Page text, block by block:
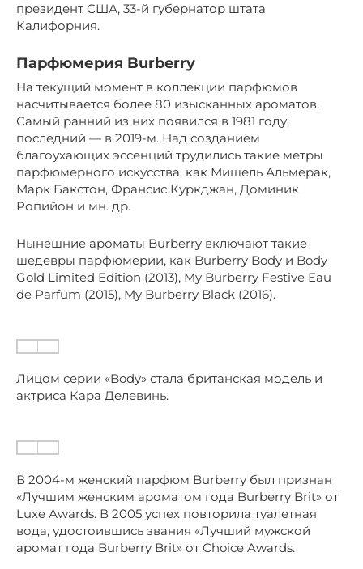
президент США, 33-й губернатор штата
Калифорния.
Парфюмерия Burberry
На текущий момент в коллекции парфюмов
насчитывается более 80 изысканных ароматов.
Самый ранний из них появился в 1981 году,
последний — в 2019-м. Над созданием
благоухающих эссенций трудились такие метры
парфюмерного искусства, как Мишель Альмерак,
Марк Бакстон, Франсис Куркджан, Доминик
Ропийон и мн. др.
Нынешние ароматы Burberry включают такие
шедевры парфюмерии, как Burberry Body и Body
Gold Limited Edition (2013), My Burberry Festive Eau
de Parfum (2015), My Burberry Black (2016).
Лицом серии «Body» стала британская модель и
актриса Кара Делевинь.
В 2004-м женский парфюм Burberry был признан
«Лучшим женским ароматом года Burberry Brit» от
Luxe Аwards. В 2005 успех повторила туалетная
вода, удостоившись звания «Лучший мужской
аромат года Burberry Brit» от Choice Awards.